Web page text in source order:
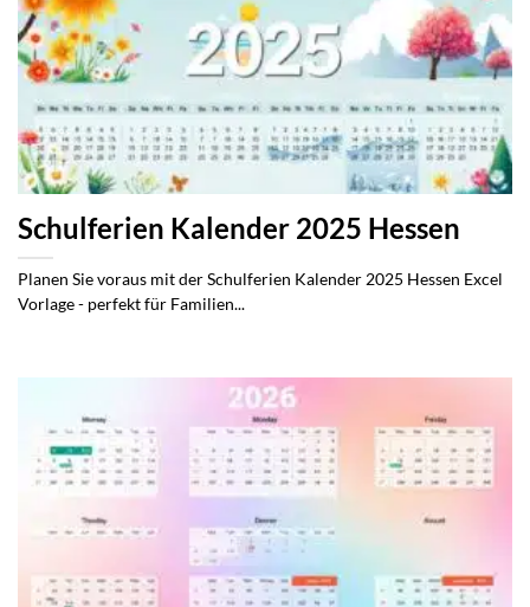
Schulferien Kalender 2025 Hessen
Planen Sie voraus mit der Schulferien Kalender 2025 Hessen Excel
Vorlage - perfekt für Familien...